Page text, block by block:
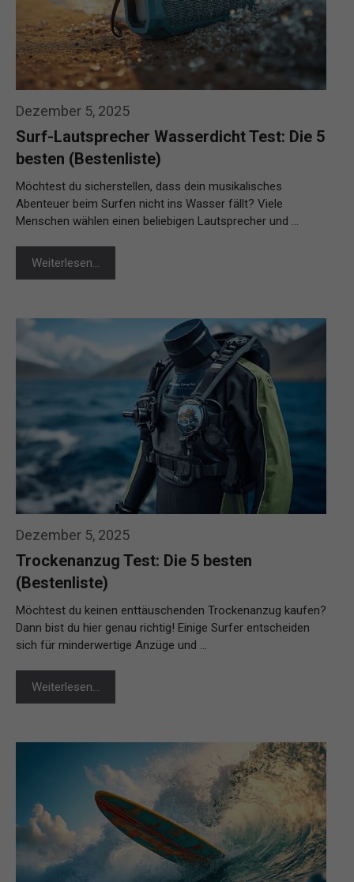
Dezember 5, 2025
Surf-Lautsprecher Wasserdicht Test: Die 5
besten (Bestenliste)
Möchtest du sicherstellen, dass dein musikalisches
Abenteuer beim Surfen nicht ins Wasser fällt? Viele
Menschen wählen einen beliebigen Lautsprecher und …
Weiterlesen…
Dezember 5, 2025
Trockenanzug Test: Die 5 besten
(Bestenliste)
Möchtest du keinen enttäuschenden Trockenanzug kaufen?
Dann bist du hier genau richtig! Einige Surfer entscheiden
sich für minderwertige Anzüge und …
Weiterlesen…